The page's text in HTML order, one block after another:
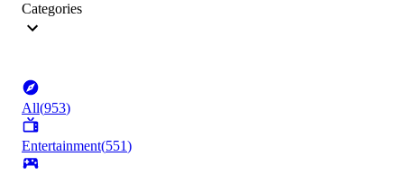
Categories
All(953)
Entertainment(551)